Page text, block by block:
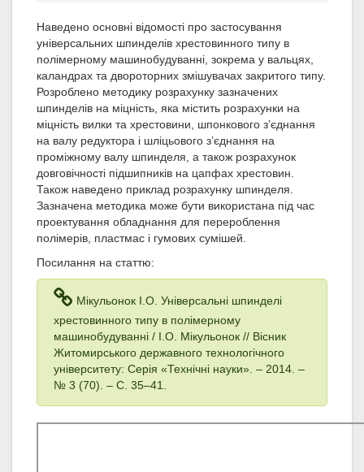
Наведено основні відомості про застосування
універсальних шпинделів хрестовинного типу в
полімерному машинобудуванні, зокрема у вальцях,
каландрах та двороторних змішувачах закритого типу.
Розроблено методику розрахунку зазначених
шпинделів на міцність, яка містить розрахунки на
міцність вилки та хрестовини, шпонкового з’єднання
на валу редуктора і шліцьового з’єднання на
проміжному валу шпинделя, а також розрахунок
довговічності підшипників на цапфах хрестовин.
Також наведено приклад розрахунку шпинделя.
Зазначена методика може бути використана під час
проектування обладнання для перероблення
полімерів, пластмас і гумових сумішей.
Посилання на статтю:
Мікульонок І.О. Універсальні шпинделі
хрестовинного типу в полімерному
машинобудуванні / І.О. Мікульонок // Вісник
Житомирського державного технологічного
університету: Серія «Технічні науки». – 2014. –
№ 3 (70). – С. 35–41.